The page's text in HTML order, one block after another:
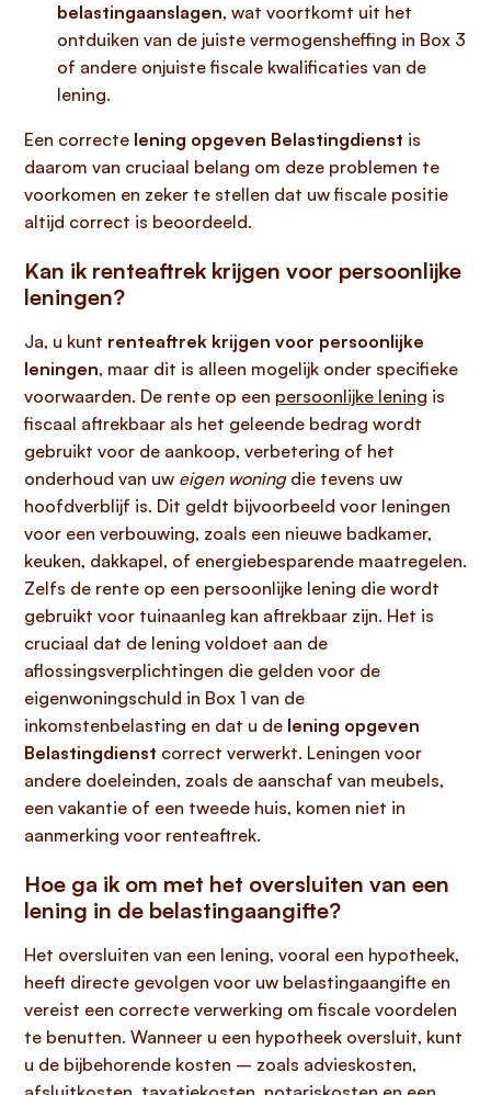
belastingaanslagen, wat voortkomt uit het
ontduiken van de juiste vermogensheffing in Box 3
of andere onjuiste fiscale kwalificaties van de
lening.
Een correcte lening opgeven Belastingdienst is
daarom van cruciaal belang om deze problemen te
voorkomen en zeker te stellen dat uw fiscale positie
altijd correct is beoordeeld.
Kan ik renteaftrek krijgen voor persoonlijke
leningen?
Ja, u kunt renteaftrek krijgen voor persoonlijke
leningen, maar dit is alleen mogelijk onder specifieke
voorwaarden. De rente op een persoonlijke lening is
fiscaal aftrekbaar als het geleende bedrag wordt
gebruikt voor de aankoop, verbetering of het
onderhoud van uw eigen woningdie tevens uw
hoofdverblijf is. Dit geldt bijvoorbeeld voor leningen
voor een verbouwing, zoals een nieuwe badkamer,
keuken, dakkapel, of energiebesparende maatregelen.
Zelfs de rente op een persoonlijke lening die wordt
gebruikt voor tuinaanleg kan aftrekbaar zijn. Het is
cruciaal dat de lening voldoet aan de
aflossingsverplichtingen die gelden voor de
eigenwoningschuld in Box 1 van de
inkomstenbelasting en dat u de lening opgeven
Belastingdienst correct verwerkt. Leningen voor
andere doeleinden, zoals de aanschaf van meubels,
een vakantie of een tweede huis, komen niet in
aanmerking voor renteaftrek.
Hoe ga ik om met het oversluiten van een
lening in de belastingaangifte?
Het oversluiten van een lening, vooral een hypotheek,
heeft directe gevolgen voor uw belastingaangifte en
vereist een correcte verwerking om fiscale voordelen
te benutten. Wanneer u een hypotheek oversluit, kunt
u de bijbehorende kosten – zoals advieskosten,